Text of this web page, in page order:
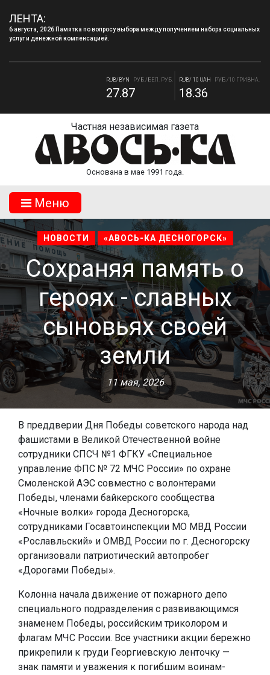
ЛЕНТА:
6 августа, 2026 Памятка по вопросу выбора между получением набора социальных
услуг и денежной компенсацией.
RUB/BYN РУБ./БЕЛ. РУБ.
27.87
RUB/ 10 UAH РУБ./10 ГРИВНА.
18.36
82.17 94.84
Частная независимая газета
Основана в мае 1991 года.
Mеню
НОВОСТИ «АВОСЬ-КА ДЕСНОГОРСК»
Сохраняя память о
героях - славных
сыновьях своей
земли
11 мая, 2026
В преддверии Дня Победы советского народа над
фашистами в Великой Отечественной войне
сотрудники СПСЧ №1 ФГКУ «Специальное
управление ФПС № 72 МЧС России» по охране
Смоленской АЭС совместно с волонтерами
Победы, членами байкерского сообщества
«Ночные волки» города Десногорска,
сотрудниками Госавтоинспекции МО МВД России
«Рославльский» и ОМВД России по г. Десногорску
организовали патриотический автопробег
«Дорогами Победы».
Колонна начала движение от пожарного депо
специального подразделения с развивающимся
знаменем Победы, российским триколором и
флагам МЧС России. Все участники акции бережно
прикрепили к груди Георгиевскую ленточку —
знак памяти и уважения к погибшим воинам-